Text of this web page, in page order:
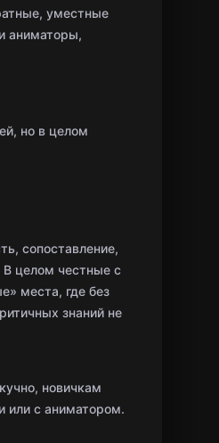
уместные
аниматоры,
но в целом
сопоставление,
целом честные с
места, где без
знаний не
новичкам
или с аниматором.